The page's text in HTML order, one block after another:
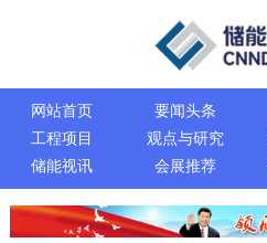
网站首页 要闻头条
工程项目
观点与研究
储能视讯
会展推荐